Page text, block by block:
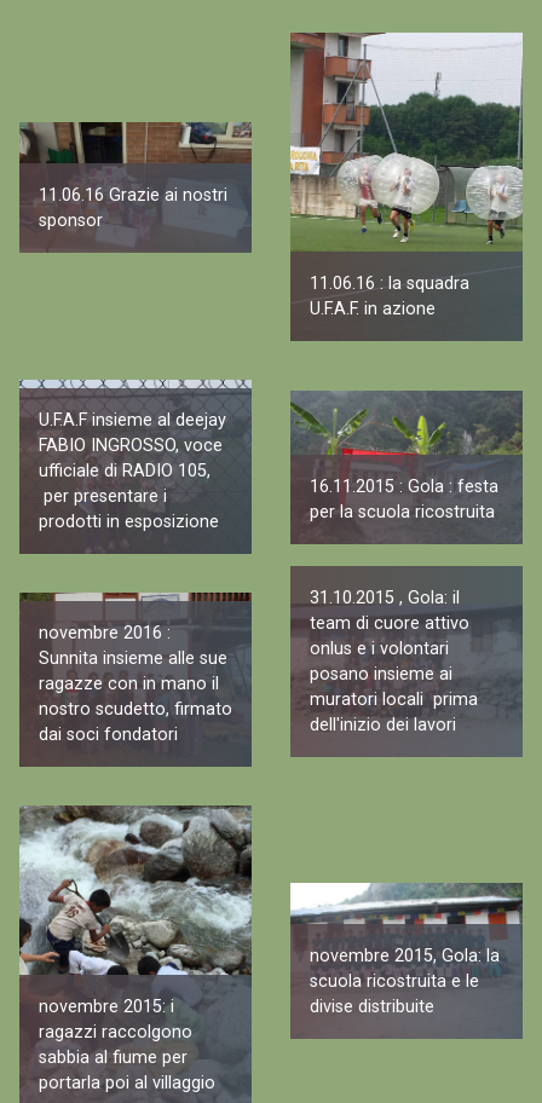
11.06.16 Grazie ai nostri
sponsor
11.06.16 : la squadra
U.F.A.F. in azione
U.F.A.F insieme al deejay
FABIO INGROSSO, voce
ufficiale di RADIO 105,
per presentare i
prodotti in esposizione
16.11.2015 : Gola : festa
per la scuola ricostruita
novembre 2016 :
Sunnita insieme alle sue
ragazze con in mano il
nostro scudetto, firmato
dai soci fondatori
31.10.2015 , Gola: il
team di cuore attivo
onlus e i volontari
posano insieme ai
muratori locali prima
dell'inizio dei lavori
novembre 2015: i
ragazzi raccolgono
sabbia al fiume per
portarla poi al villaggio
novembre 2015, Gola: la
scuola ricostruita e le
divise distribuite